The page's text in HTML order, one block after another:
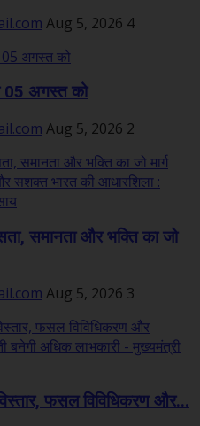
Aug 5, 2026 4
05 अगस्त को
Aug 5, 2026 2
समानता और भक्ति का जो
Aug 5, 2026 3
फसल विविधिकरण और...